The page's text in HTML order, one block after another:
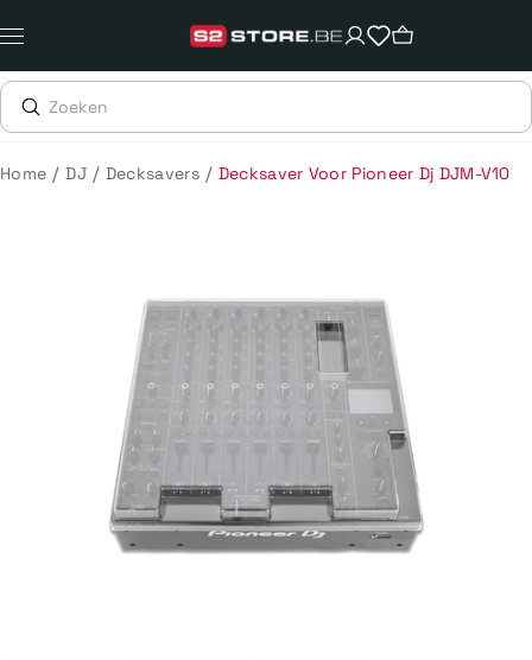
naar
content
Home / DJ / Decksavers / Decksaver Voor Pioneer Dj DJM-V10